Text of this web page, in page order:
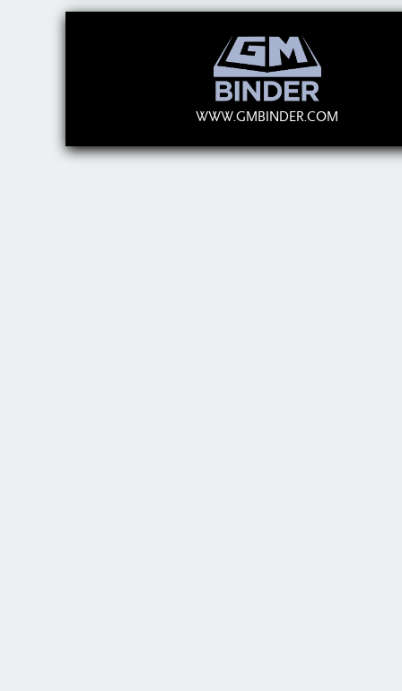
WWW.GMBINDER.COM